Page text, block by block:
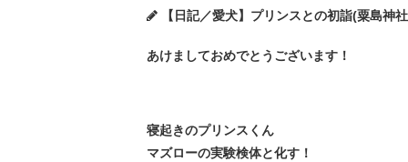
【日記／愛犬】プリンスとの初詣(粟島
あけましておめでとうございます！
寝起きのプリンスくん
マズローの実験検体と化す！